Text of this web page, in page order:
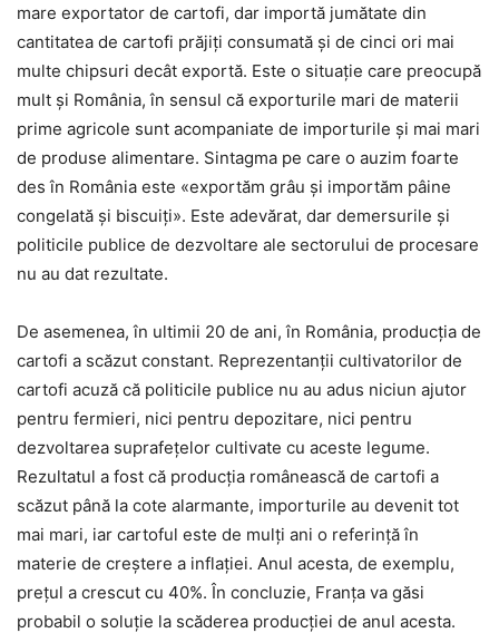
mare exportator de cartofi, dar importă jumătate din
cantitatea de cartofi prăjiți consumată și de cinci ori mai
multe chipsuri decât exportă. Este o situație care preocupă
mult și România, în sensul că exporturile mari de materii
prime agricole sunt acompaniate de importurile și mai mari
de produse alimentare. Sintagma pe care o auzim foarte
des în România este «exportăm grâu și importăm pâine
congelată și biscuiți». Este adevărat, dar demersurile și
politicile publice de dezvoltare ale sectorului de procesare
nu au dat rezultate.
De asemenea, în ultimii 20 de ani, în România, producția de
cartofi a scăzut constant. Reprezentanții cultivatorilor de
cartofi acuză că politicile publice nu au adus niciun ajutor
pentru fermieri, nici pentru depozitare, nici pentru
dezvoltarea suprafețelor cultivate cu aceste legume.
Rezultatul a fost că producția românească de cartofi a
scăzut până la cote alarmante, importurile au devenit tot
mai mari, iar cartoful este de mulți ani o referință în
materie de creștere a inflației. Anul acesta, de exemplu,
prețul a crescut cu 40%. În concluzie, Franța va găsi
probabil o soluție la scăderea producției de anul acesta.